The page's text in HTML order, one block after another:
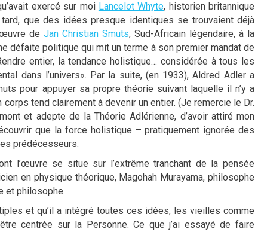
exercé sur moi Lancelot Whyte, historien britannique
que des idées presque identiques se trouvaient déjà
de Jan Christian Smuts, Sud-Africain légendaire, à la
défaite politique qui mit un terme à son premier mandat de
entier, la tendance holistique… considérée à tous les
dans l’univers». Par la suite, (en 1933), Aldred Adler a
pour appuyer sa propre théorie suivant laquelle il n’y a
tend clairement à devenir un entier. (Je remercie le Dr.
et adepte de la Théorie Adlérienne, d’avoir attiré mon
que la force holistique – pratiquement ignorée des
prédécesseurs.
l’œuvre se situe sur l’extrême tranchant de la pensée
en physique théorique, Magohah Murayama, philosophe
et philosophe.
et qu’il a intégré toutes ces idées, les vieilles comme
centrée sur la Personne. Ce que j’ai essayé de faire